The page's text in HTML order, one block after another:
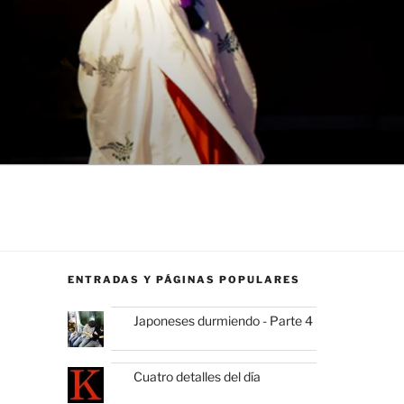
ENTRADAS Y PÁGINAS POPULARES
Japoneses durmiendo - Parte 4
Cuatro detalles del día